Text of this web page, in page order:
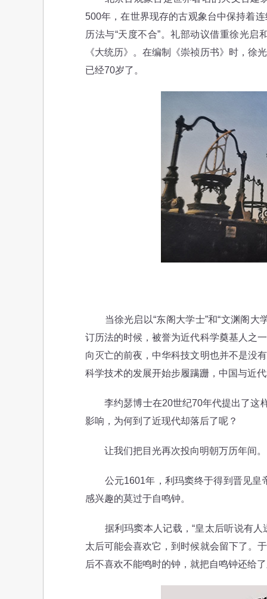
500年，在世界现存的古观象台中保持着
历法与“天度不合”。礼部动议借重徐光
《大统历》。在编制《崇祯历书》时，徐
已经70岁了。
当徐光启以“东阁大学士”和“文渊阁大
订历法的时候，被誉为近代科学奠基人之
向灭亡的前夜，中华科技文明也并不是没
科学技术的发展开始步履蹒跚，中国与近
李约瑟博士在20世纪70年代提出了这样
影响，为何到了近现代却落后了呢？
让我们把目光再次投向明朝万历年间。
公元1601年，利玛窦终于得到晋见皇
感兴趣的莫过于自鸣钟。
据利玛窦本人记载，“皇太后听说有人
太后可能会喜欢它，到时候就会留下了。
后不喜欢不能鸣时的钟，就把自鸣钟还给了